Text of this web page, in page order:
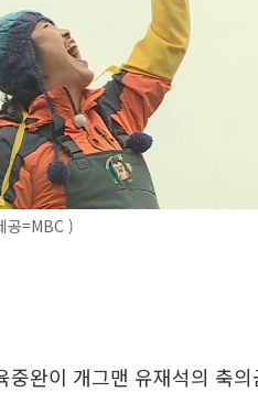
공=MBC )
중완이 개그맨 유재석의 축